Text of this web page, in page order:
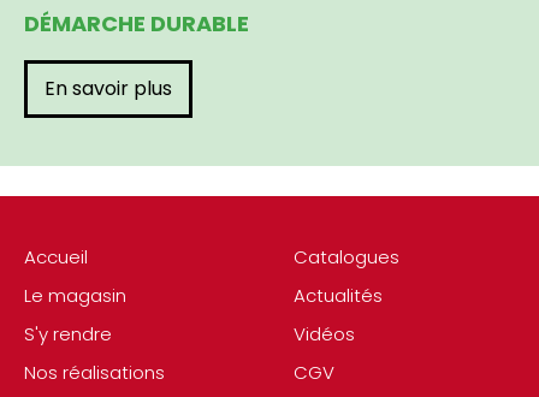
Accueil
Le magasin
S'y rendre
Nos réalisations
Catalogues
Actualités
Vidéos
CGV
DÉMARCHE DURABLE
En savoir plus